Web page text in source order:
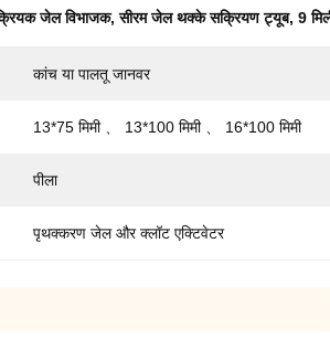
जेल विभाजक,सीरम जेल थक्के सक्रियण ट्यूब, 9
कांच या पालतू जानवर
13*75 मिमी 、 13*100 मिमी 、 16*100 मिमी
पीला
पृथक्करण जेल और क्लॉट एक्टिवेटर